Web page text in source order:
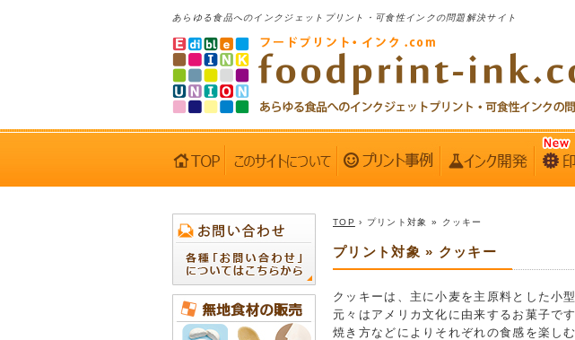
あらゆる食品へのインクジェットプリント・可食性インクの問題解決サイト
TOP › プリント対象 » クッキー
プリント対象 » クッキー
クッキーは、主に小麦を主原料とした小
元々はアメリカ文化に由来するお菓子で
焼き方などによりそれぞれの食感を楽し